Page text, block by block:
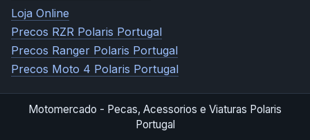
Loja Online
Precos RZR Polaris Portugal
Precos Ranger Polaris Portugal
Precos Moto 4 Polaris Portugal
Motomercado - Pecas, Acessorios e Viaturas Polaris
Portugal